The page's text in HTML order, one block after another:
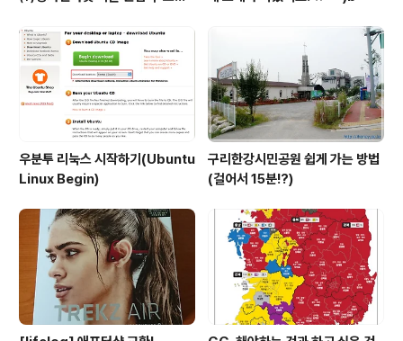
업!!
우분투 리눅스 시작하기(Ubuntu
Linux Begin)
구리한강시민공원 쉽게 가는 방법
(걸어서 15분!?)